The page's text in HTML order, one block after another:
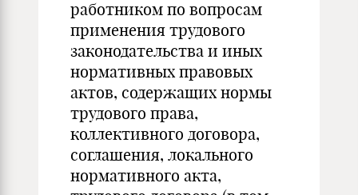
работником по вопросам
применения трудового
законодательства и иных
нормативных правовых
актов, содержащих нормы
трудового права,
коллективного договора,
соглашения, локального
нормативного акта,